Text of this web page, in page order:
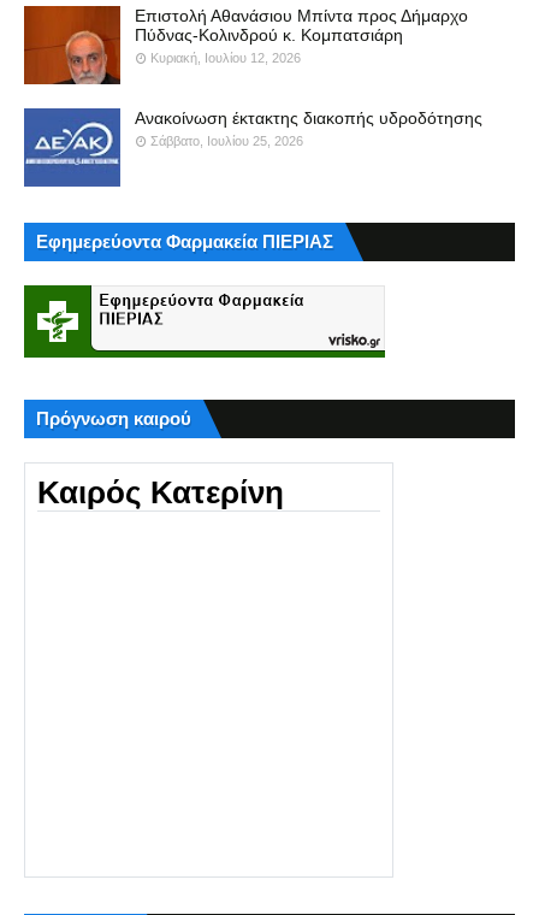
Επιστολή Αθανάσιου Μπίντα προς Δήμαρχο
Πύδνας-Κολινδρού κ. Κομπατσιάρη
Κυριακή, Ιουλίου 12, 2026
Ανακοίνωση έκτακτης διακοπής υδροδότησης
Σάββατο, Ιουλίου 25, 2026
Εφημερεύοντα Φαρμακεία ΠΙΕΡΙΑΣ
Πρόγνωση καιρού
Καιρός Κατερίνη